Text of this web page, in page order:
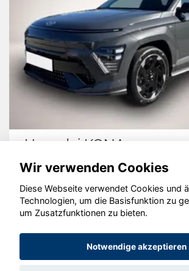
Hyundai KONA
© konjunkturmotor.de GmbH
Wir verwenden Cookies
Diese Webseite verwendet Cookies und
Technologien, um die Basisfunktion zu
um Zusatzfunktionen zu bieten.
Notwendige akzeptieren